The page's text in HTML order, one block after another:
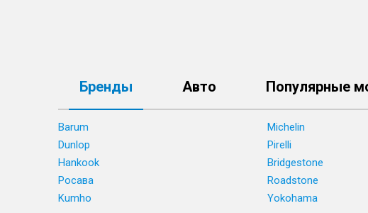
Бренды Авто Популярные
Barum Michelin
Dunlop
Pirelli
Hankook
Bridgestone
Росава
Roadstone
Kumho
Yokohama